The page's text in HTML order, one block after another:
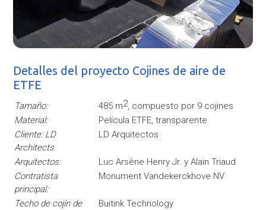
Detalles del proyecto Cojines de aire de
ETFE
Tamaño: 485 m2, compuesto por 9 cojines
Material:
Película ETFE, transparente
Cliente: LD
Architects
LD Arquitectos
Arquitectos:
Luc Arsène Henry Jr. y Alain Triaud
Contratista
principal:
Monument Vandekerckhove NV
Techo de cojín de
Buitink Technology